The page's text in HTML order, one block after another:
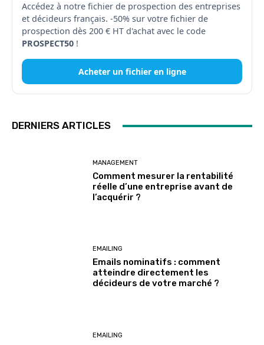
Accédez à notre fichier de prospection des entreprises
et décideurs français. -50% sur votre fichier de
prospection dès 200 € HT d'achat avec le code
PROSPECT50 !
Acheter un fichier en ligne
DERNIERS ARTICLES
MANAGEMENT
Comment mesurer la rentabilité
réelle d’une entreprise avant de
l’acquérir ?
EMAILING
Emails nominatifs : comment
atteindre directement les
décideurs de votre marché ?
EMAILING